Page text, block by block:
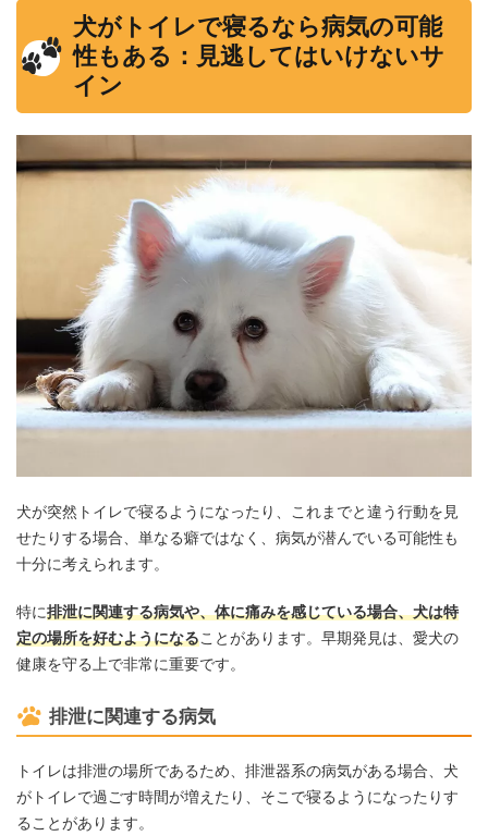
犬がトイレで寝るなら病気の可能
性もある：見逃してはいけないサ
イン
犬が突然トイレで寝るようになったり、これまでと違う行動を見
せたりする場合、単なる癖ではなく、病気が潜んでいる可能性も
十分に考えられます。
特に排泄に関連する病気や、体に痛みを感じている場合、犬は特
定の場所を好むようになることがあります。早期発見は、愛犬の
健康を守る上で非常に重要です。
排泄に関連する病気
トイレは排泄の場所であるため、排泄器系の病気がある場合、犬
がトイレで過ごす時間が増えたり、そこで寝るようになったりす
ることがあります。